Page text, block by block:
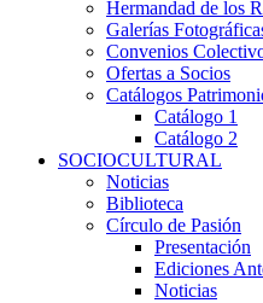
Hermandad de los
Galerías
Convenios
Ofertas a Socios
Catálogos
Catálogo 1
Catálogo 2
SOCIOCULTURAL
Noticias
Biblioteca
Círculo de Pasión
Presentación
Ediciones
Noticias